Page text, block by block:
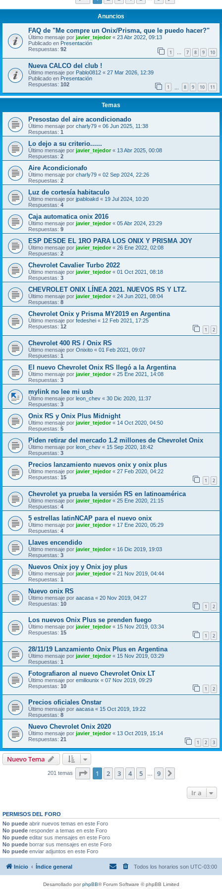
Anuncios
FAQ de "Me compre un Onix/Prisma, que le puedo hacer?"
Último mensaje por javier_tejedor« 23 Abr 2022, 09:13
Publicado en Presentación
Respuestas: 92 1 … 7 8 9 10
Nueva CALCO del club !
Último mensaje por Pablo0812 « 27 Mar 2026, 12:39
Publicado en Presentación
Respuestas: 102 1 8 9 10 11
Temas
Presostao del aire acondicionado
Último mensaje por charly79 « 06 Jun 2025, 11:38
Respuestas: 1
Lo dejo a su criterio......
Último mensaje por javier_tejedor« 13 Abr 2025, 00:08
Respuestas: 2
Aire Acondicionafo
Último mensaje por charly79 « 02 Sep 2024, 22:26
Respuestas: 2
Luz de cortesía habitaculo
Último mensaje por jpabloakd « 19 Jul 2024, 10:20
Respuestas: 4
Caja automatica onix 2016
Último mensaje por javier_tejedor« 05 Abr 2024, 23:29
Respuestas: 9
ESP DESDE EL 1RO PARA LOS ONIX Y PRISMA JOY
Último mensaje por javier_tejedor« 26 Ene 2022, 02:08
Respuestas: 2
Chevrolet Cavalier Turbo 2022
Último mensaje por javier_tejedor« 01 Oct 2021, 08:18
Respuestas: 3
CHEVROLET ONIX LÍNEA 2021. NUEVOS RS Y LTZ.
Último mensaje por javier_tejedor« 24 Jun 2021, 08:04
Respuestas: 8
Chevrolet Onix y Prisma MY2019 en Argentina
Último mensaje por fedeshei « 12 Feb 2021, 17:25
Respuestas: 12 1 2
Chevrolet 400 RS / Onix RS
Último mensaje por Onixito « 01 Feb 2021, 09:07
Respuestas: 1
El nuevo Chevrolet Onix RS llegó a la Argentina
Último mensaje por javier_tejedor« 25 Ene 2021, 14:08
Respuestas: 3
mylink no lee mi usb
Último mensaje por leon_chev « 30 Dic 2020, 11:37
Respuestas: 3
Onix RS y Onix Plus Midnight
Último mensaje por javier_tejedor« 14 Oct 2020, 04:50
Respuestas: 5
Piden retirar del mercado 1.2 millones de Chevrolet Onix
Último mensaje por leon_chev « 15 Sep 2020, 18:42
Respuestas: 3
Precios lanzamiento nuevos onix y onix plus
Último mensaje por javier_tejedor« 27 Feb 2020, 04:22
Respuestas: 15 1 2
Chevrolet ya prueba la versión RS en latinoamérica
Último mensaje por javier_tejedor« 25 Ene 2020, 21:15
Respuestas: 4
5 estrellas latinNCAP para el nuevo onix
Último mensaje por javier_tejedor« 17 Ene 2020, 05:29
Respuestas: 4
Llaves encendido
Último mensaje por javier_tejedor« 16 Dic 2019, 19:03
Respuestas: 3
Nuevos Onix joy y Onix joy plus
Último mensaje por javier_tejedor« 21 Nov 2019, 04:44
Respuestas: 1
Nuevo onix RS
Último mensaje por aacasa « 20 Nov 2019, 04:27
Respuestas: 10 1 2
Los nuevos Onix Plus se prenden fuego
Último mensaje por javier_tejedor« 15 Nov 2019, 03:34
Respuestas: 15 1 2
28/11/19 Lanzamiento Onix Plus en Argentina
Último mensaje por javier_tejedor« 15 Nov 2019, 03:29
Respuestas: 1
Fotografiaron al nuevo Chevrolet Onix LT
Último mensaje por emiliounix « 07 Nov 2019, 09:29
Respuestas: 10 1 2
Precios oficiales Onstar
Último mensaje por aacasa « 15 Oct 2019, 19:22
Respuestas: 8
Nuevo Chevrolet Onix 2020
Último mensaje por javier_tejedor« 13 Oct 2019, 15:14
Respuestas: 21 1 2 3
Nuevo Tema
201 temas Página de
1 2 3 4 5 9
Ir a
PERMISOS DEL FORO
No puede abrir nuevos temas en este Foro
No puede responder a temas en este Foro
No puede editar sus mensajes en este Foro
No puede borrar sus mensajes en este Foro
No puede enviar adjuntos en este Foro
Inicio Índice general Todos los horarios son UTC-03:00
Desarrollado porphpBB® Forum Software © phpBB Limited